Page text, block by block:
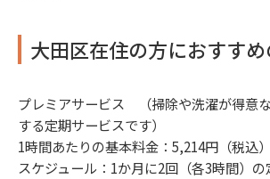
大田区在住の方におすす
プレミアサービス （掃除や洗濯が得意
する定期サービスです）
1時間あたりの基本料金：5,214円（税込）
スケジュール：1か月に2回（各3時間）の